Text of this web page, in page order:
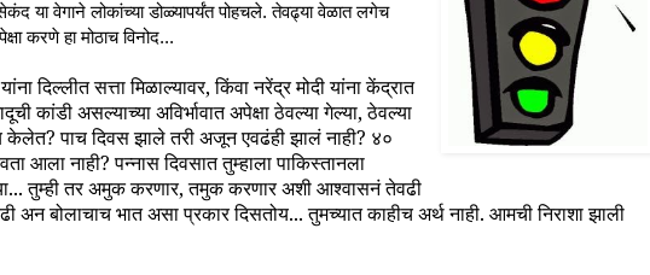
या वेगाने लोकांच्या डोळ्यापर्यंत पोहचले. तेवढ्या वेळात लगेच
करणे हा मोठाच विनोद...
दिल्लीत सत्ता मिळाल्यावर, किंवा नरेंद्र मोदी यांना केंद्रात
कांडी असल्याच्या अविर्भावात अपेक्षा ठेवल्या गेल्या, ठेवल्या
पाच दिवस झाले तरी अजून एवढंही झालं नाही? ४०
आला नाही? पन्नास दिवसात तुम्हाला पाकिस्तानला
तुम्ही तर अमुक करणार, तमुक करणार अशी आश्वासनं तेवढी
अन बोलाचाच भात असा प्रकार दिसतोय... तुमच्यात काहीच अर्थ नाही. आमची निराशा झाली